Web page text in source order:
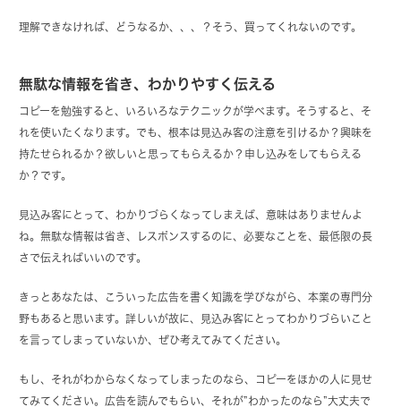
理解できなければ、どうなるか、、、？そう、買ってくれないのです。
無駄な情報を省き、わかりやすく伝える
コピーを勉強すると、いろいろなテクニックが学べます。そうすると、そ
れを使いたくなります。でも、根本は見込み客の注意を引けるか？興味を
持たせられるか？欲しいと思ってもらえるか？申し込みをしてもらえる
か？です。
見込み客にとって、わかりづらくなってしまえば、意味はありませんよ
ね。無駄な情報は省き、レスポンスするのに、必要なことを、最低限の長
さで伝えればいいのです。
きっとあなたは、こういった広告を書く知識を学びながら、本業の専門分
野もあると思います。詳しいが故に、見込み客にとってわかりづらいこと
を言ってしまっていないか、ぜひ考えてみてください。
もし、それがわからなくなってしまったのなら、コピーをほかの人に見せ
てみてください。広告を読んでもらい、それが”わかったのなら”大丈夫で